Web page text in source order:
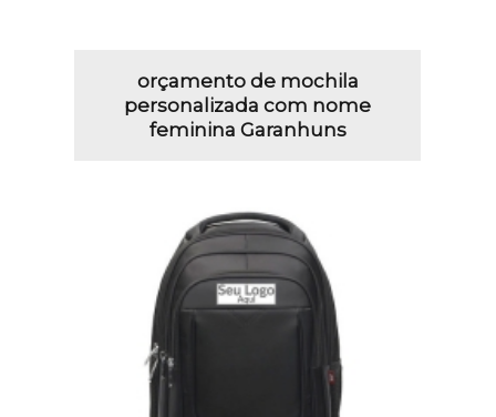
orçamento de mochila
personalizada com nome
feminina Garanhuns